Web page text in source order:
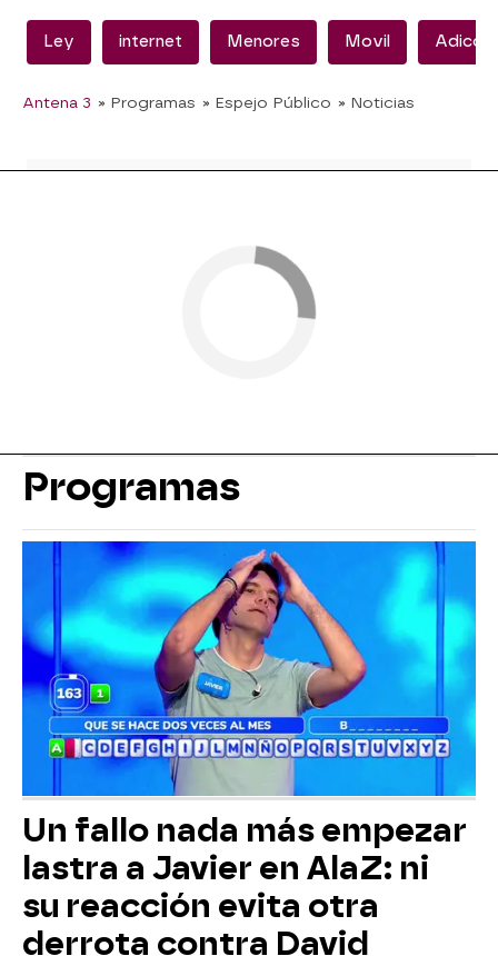
Ley internet Menores Movil
Antena 3 » Programas » Espejo Público » Noticias
Programas
Un fallo nada más empezar
lastra a Javier en AlaZ: ni
su reacción evita otra
derrota contra David